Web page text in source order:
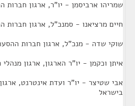
שמריהו ארביסמן - יו"ר, ארגון חברות
חיים מרציאנו - סמנכ"ל, ארגון חברות
שוקי שדה - מנכ"ל, ארגון חברות
איתן וכקמן - יו"ר הארגון, ארגון
אבי שטיצר - יו"ר ועדת אינטרנט,
בישראל